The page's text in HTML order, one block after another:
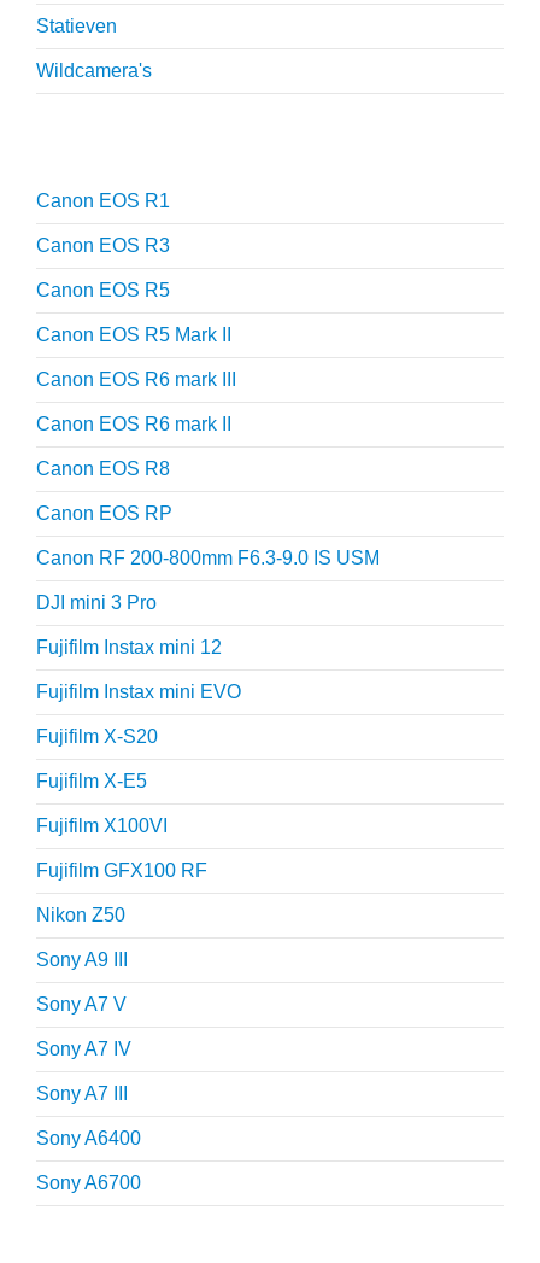
Statieven
Wildcamera's
Canon EOS R1
Canon EOS R3
Canon EOS R5
Canon EOS R5 Mark II
Canon EOS R6 mark III
Canon EOS R6 mark II
Canon EOS R8
Canon EOS RP
Canon RF 200-800mm F6.3-9.0 IS USM
DJI mini 3 Pro
Fujifilm Instax mini 12
Fujifilm Instax mini EVO
Fujifilm X-S20
Fujifilm X-E5
Fujifilm X100VI
Fujifilm GFX100 RF
Nikon Z50
Sony A9 III
Sony A7 V
Sony A7 IV
Sony A7 III
Sony A6400
Sony A6700